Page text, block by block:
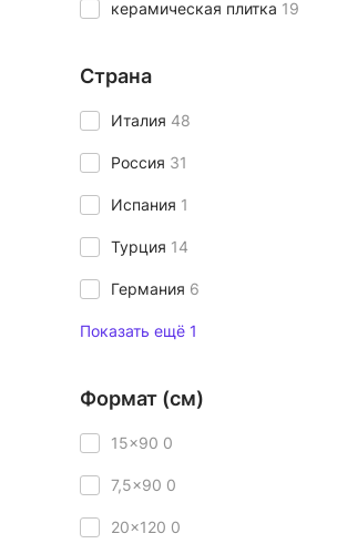
керамическая плитка 19
Страна
Италия 48
Россия 31
Испания 1
Турция 14
Германия 6
Показать ещё 1
Формат (см)
15x90 0
7,5x90 0
20x120 0